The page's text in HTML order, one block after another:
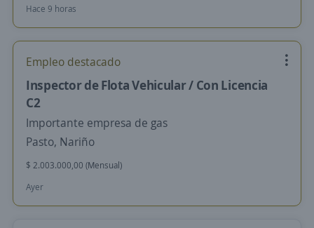
Hace 9 horas
Empleo destacado
Inspector de Flota Vehicular / Con Licencia
C2
Importante empresa de gas
Pasto, Nariño
$ 2.003.000,00 (Mensual)
Ayer